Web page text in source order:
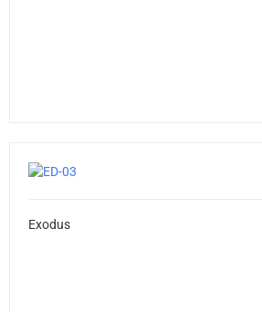
Exodus